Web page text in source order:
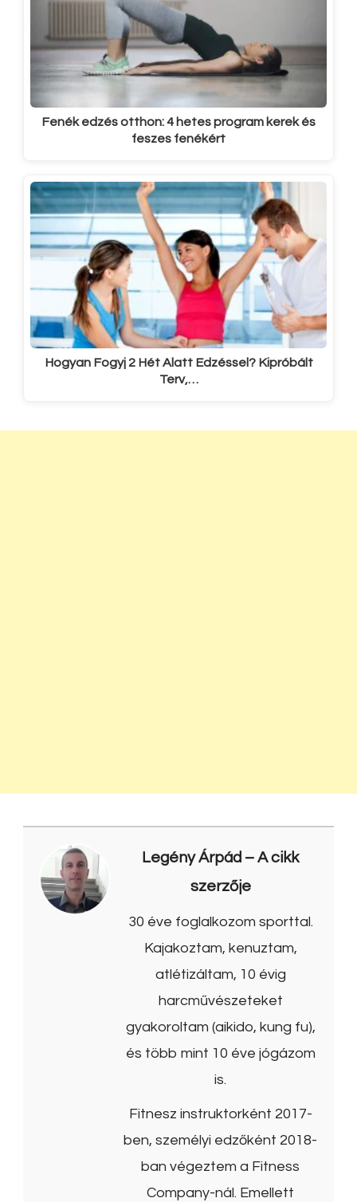
Fenék edzés otthon: 4 hetes program kerek és
feszes fenékért
Hogyan Fogyj 2 Hét Alatt Edzéssel? Kipróbált
Terv,…
Legény Árpád – A cikk
szerzője
30 éve foglalkozom sporttal.
Kajakoztam, kenuztam,
atlétizáltam, 10 évig
harcművészeteket
gyakoroltam (aikido, kung fu),
és több mint 10 éve jógázom
is.
Fitnesz instruktorként 2017-
ben, személyi edzőként 2018-
ban végeztem a Fitness
Company-nál. Emellett